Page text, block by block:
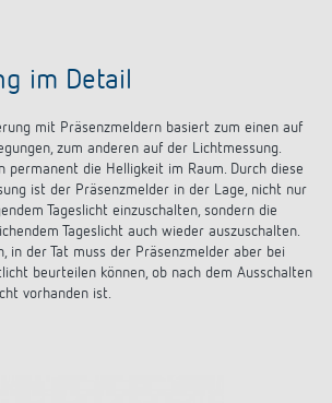
im Detail
mit Präsenzmeldern basiert zum einen auf
zum anderen auf der Lichtmessung.
permanent die Helligkeit im Raum. Durch diese
ist der Präsenzmelder in der Lage, nicht nur
Tageslicht einzuschalten, sondern die
Tageslicht auch wieder auszuschalten.
in der Tat muss der Präsenzmelder aber bei
beurteilen können, ob nach dem Ausschalten
vorhanden ist.